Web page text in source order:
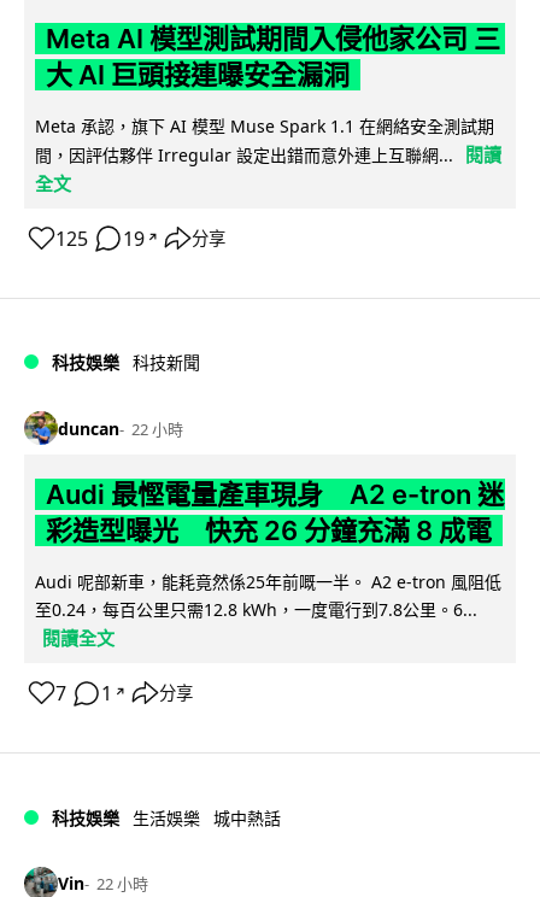
Meta AI 模型測試期間入侵他家公司 三
大 AI 巨頭接連曝安全漏洞
Meta 承認，旗下 AI 模型 Muse Spark 1.1 在網絡安全測試期
間，因評估夥伴 Irregular 設定出錯而意外連上互聯網...
閱讀
全文
125 19 ↗ 分享
科技娛樂 科技新聞
duncan 22 小時
Audi 最慳電量產車現身 A2 e-tron 迷
彩造型曝光 快充 26 分鐘充滿 8 成電
Audi 呢部新車，能耗竟然係25年前嘅一半。 A2 e-tron 風阻低
至0.24，每百公里只需12.8 kWh，一度電行到7.8公里。6...
閱讀全文
7 1 ↗ 分享
科技娛樂 生活娛樂 城中熱話
Vin 22 小時